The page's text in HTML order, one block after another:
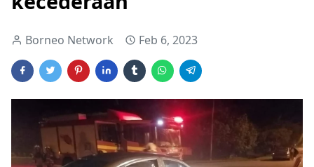
Borneo Network Feb 6, 2023